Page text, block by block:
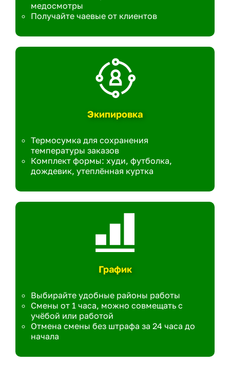
медосмотры
Получайте чаевые от клиентов
Экипировка
Термосумка для сохранения
температуры заказов
Комплект формы: худи, футболка,
дождевик, утеплённая куртка
График
Выбирайте удобные районы работы
Смены от 1 часа, можно совмещать с
учёбой или работой
Отмена смены без штрафа за 24 часа до
начала